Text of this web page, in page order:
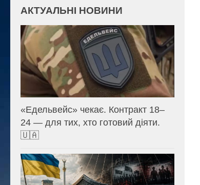
АКТУАЛЬНІ НОВИНИ
«Едельвейс» чекає. Контракт 18–
24 — для тих, хто готовий діяти.
🇺🇦